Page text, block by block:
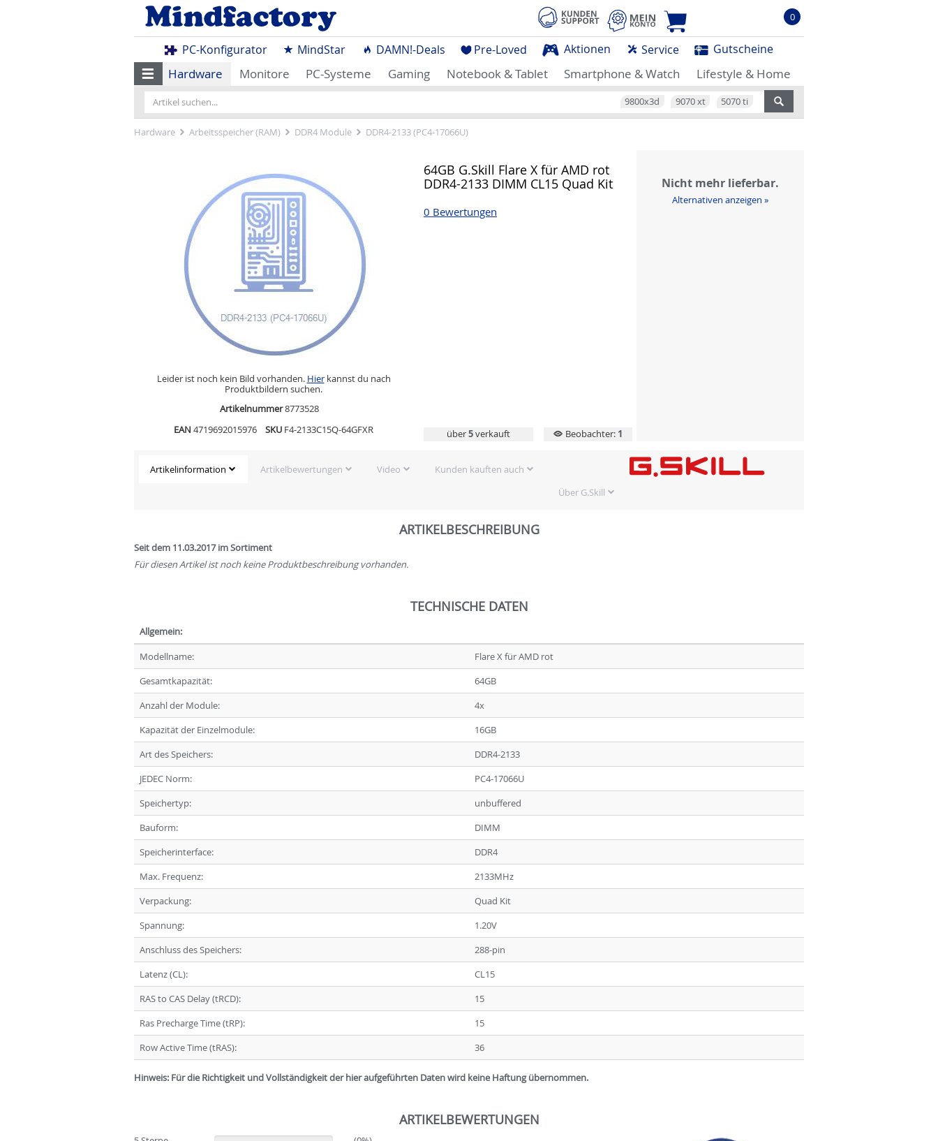
0
PC-Konfigurator MindStar DAMN!-Deals Pre-Loved Aktionen Service Gutscheine
Hardware Monitore PC-Systeme Gaming Notebook & Tablet Smartphone & Watch Lifestyle & Home
9800x3d 9070 xt 5070 ti
Hardware Arbeitsspeicher (RAM) DDR4 Module DDR4-2133 (PC4-17066U)
Leider ist noch kein Bild vorhanden. Hierkannst du nach
Produktbildern suchen.
Artikelnummer8773528
EAN 4719692015976 SKU F4-2133C15Q-64GFXR
64GB G.Skill Flare X für AMD rot
DDR4-2133 DIMM CL15 Quad Kit
0 Bewertungen
über5verkauft Beobachter: 1
Nicht mehr lieferbar.
Alternativen anzeigen »
Artikelinformation Artikelbewertungen Video
Kunden kauften auch
Über G.Skill
ARTIKELBESCHREIBUNG
Seit dem 11.03.2017 im Sortiment
Für diesen Artikel ist noch keine Produktbeschreibung vorhanden.
TECHNISCHE DATEN
Allgemein:
Modellname:
Flare X für AMD rot
Gesamtkapazität:
64GB
Anzahl der Module:
4x
Kapazität der Einzelmodule:
16GB
Art des Speichers:
DDR4-2133
JEDEC Norm:
PC4-17066U
Speichertyp:
unbuffered
Bauform:
DIMM
Speicherinterface:
DDR4
Max. Frequenz:
2133MHz
Verpackung:
Quad Kit
Spannung:
1.20V
Anschluss des Speichers:
288-pin
Latenz (CL):
CL15
RAS to CAS Delay (tRCD):
15
Ras Precharge Time (tRP):
15
Row Active Time (tRAS):
36
Hinweis: Für die Richtigkeit und Vollständigkeit der hier aufgeführten Daten wird keine Haftung übernommen.
ARTIKELBEWERTUNGEN